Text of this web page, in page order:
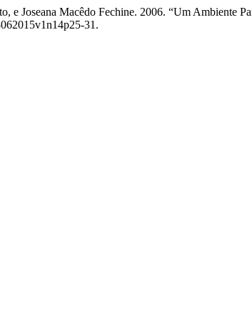
Joseana Macêdo Fechine. 2006. “Um Ambiente
31.